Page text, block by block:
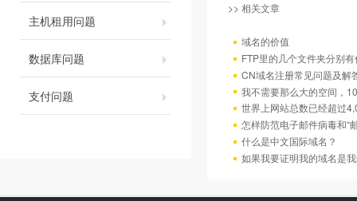
主机租用问题
数据库问题
支付问题
>> 相关文章
域名的价值
FTP里的几个文件夹分别
CN域名注册常见问题及解
我不需要那么大的空间，
世界上网站总数已经超过
怎样防范电子邮件病毒和“
什么是中文国际域名？
如果我要证明我的域名是